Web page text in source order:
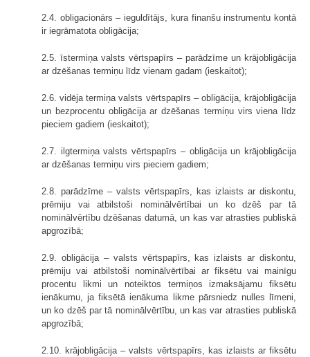
2.4. obligacionārs – ieguldītājs, kura finanšu instrumentu kontā
ir iegrāmatota obligācija;
2.5. īstermiņa valsts vērtspapīrs – parādzīme un krājobligācija
ar dzēšanas termiņu līdz vienam gadam (ieskaitot);
2.6. vidēja termiņa valsts vērtspapīrs – obligācija, krājobligācija
un bezprocentu obligācija ar dzēšanas termiņu virs viena līdz
pieciem gadiem (ieskaitot);
2.7. ilgtermiņa valsts vērtspapīrs – obligācija un krājobligācija
ar dzēšanas termiņu virs pieciem gadiem;
2.8. parādzīme – valsts vērtspapīrs, kas izlaists ar diskontu,
prēmiju vai atbilstoši nominālvērtībai un ko dzēš par tā
nominālvērtību dzēšanas datumā, un kas var atrasties publiskā
apgrozībā;
2.9. obligācija – valsts vērtspapīrs, kas izlaists ar diskontu,
prēmiju vai atbilstoši nominālvērtībai ar fiksētu vai mainīgu
procentu likmi un noteiktos termiņos izmaksājamu fiksētu
ienākumu, ja fiksētā ienākuma likme pārsniedz nulles līmeni,
un ko dzēš par tā nominālvērtību, un kas var atrasties publiskā
apgrozībā;
2.10. krājobligācija – valsts vērtspapīrs, kas izlaists ar fiksētu